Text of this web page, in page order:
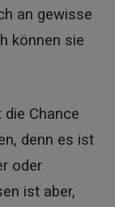
an gewisse
können sie
Chance
denn es ist
oder
ist aber,